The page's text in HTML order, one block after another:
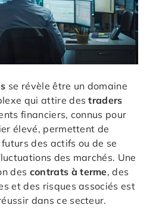
se révèle être un domaine
qui attire destraders
financiers, connus pour
élevé, permettent de
des actifs ou de se
des marchés. Une
des contrats à terme, des
et des risques associés est
dans ce secteur.